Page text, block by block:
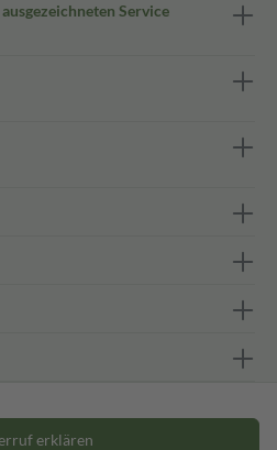
Service
erklären